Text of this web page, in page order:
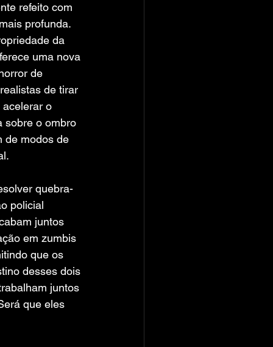
refeito com
profunda.
da
uma nova
de
de tirar
acelerar o
sobre o ombro
de modos de
quebra-
policial
juntos
em zumbis
que os
desses dois
juntos
que eles